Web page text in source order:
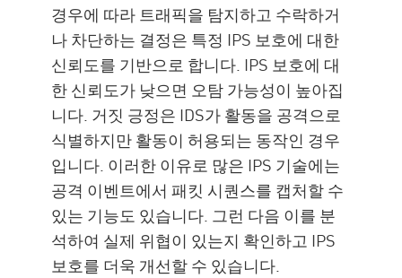
경우에 따라 트래픽을 탐지하고 수락하거
나 차단하는 결정은 특정 IPS 보호에 대한
신뢰도를 기반으로 합니다. IPS 보호에 대
한 신뢰도가 낮으면 오탐 가능성이 높아집
니다. 거짓 긍정은 IDS가 활동을 공격으로
식별하지만 활동이 허용되는 동작인 경우
입니다. 이러한 이유로 많은 IPS 기술에는
공격 이벤트에서 패킷 시퀀스를 캡처할 수
있는 기능도 있습니다. 그런 다음 이를 분
석하여 실제 위협이 있는지 확인하고 IPS
보호를 더욱 개선할 수 있습니다.